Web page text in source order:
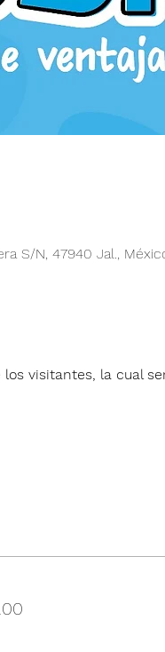
S/N, 47940 Jal.,
visitantes, la cual